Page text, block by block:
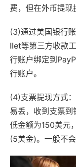
费，但在外币提现
(3)通过美国银行
llet等第三方收款
行账户绑定到
行账户。
(4)支票提现方式
易丢，收到支票
低金额为150美元
(5美金)。一般不会